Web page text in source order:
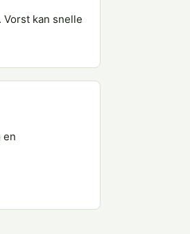
kan snelle
en